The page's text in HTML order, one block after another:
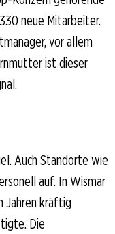
neue Mitarbeiter.
vor allem
ist dieser
Auch Standorte wie
auf. In Wismar
Jahren kräftig
Die